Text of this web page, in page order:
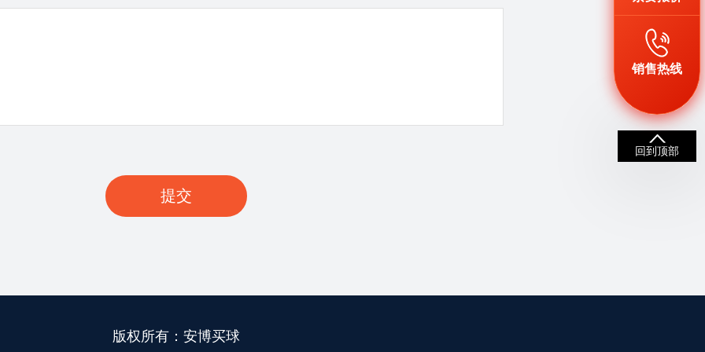
版权所有：安博买球
销售热线
回到顶部